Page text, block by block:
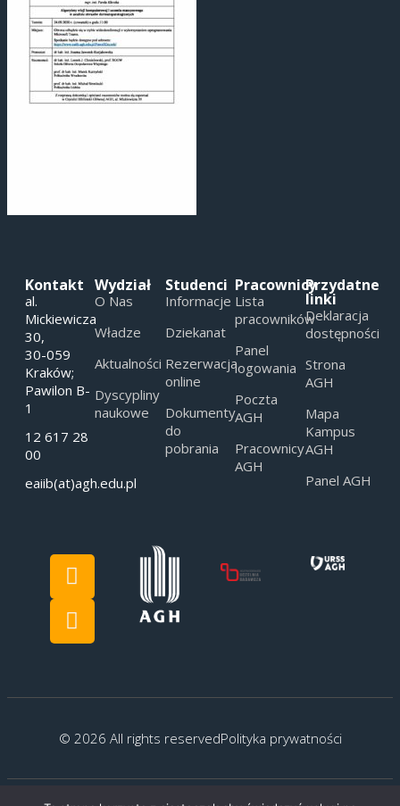
Kontakt
al.
Mickiewicza
30,
30-059
Kraków;
Pawilon B-
1
12 617 28
00
eaiib(at)agh.edu.pl
Wydział
O Nas
Władze
Aktualności
Dyscypliny
naukowe
Studenci
Informacje
Dziekanat
Rezerwacja
online
Dokumenty
do
pobrania
Pracownicy
Lista
pracowników
Panel
logowania
Poczta
AGH
Pracownicy
AGH
Przydatne
linki
Deklaracja
dostępności
Strona
AGH
Mapa
Kampus
AGH
Panel AGH
© 2026 All rights reservedPolityka prywatności